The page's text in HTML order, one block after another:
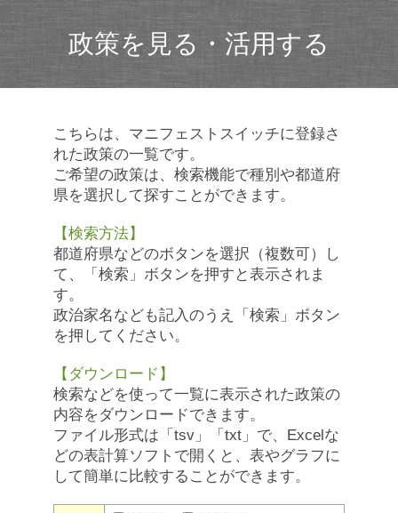
政策を見る・活用する
こちらは、マニフェストスイッチに登録さ
れた政策の一覧です。
ご希望の政策は、検索機能で種別や都道府
県を選択して探すことができます。
【検索方法】
都道府県などのボタンを選択（複数可）し
て、「検索」ボタンを押すと表示されま
す。
政治家名なども記入のうえ「検索」ボタン
を押してください。
【ダウンロード】
検索などを使って一覧に表示された政策の
内容をダウンロードできます。
ファイル形式は「tsv」「txt」で、Excelな
どの表計算ソフトで開くと、表やグラフに
して簡単に比較することができます。